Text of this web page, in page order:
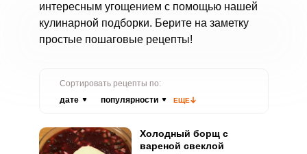
интересным угощением с помощью нашей
кулинарной подборки. Берите на заметку
простые пошаговые рецепты!
Сортировать рецепты по:
дате
популярности ЕЩЕ
Холодный борщ с
вареной свеклой